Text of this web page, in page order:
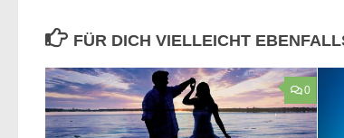
FÜR DICH VIELLEICHT
0